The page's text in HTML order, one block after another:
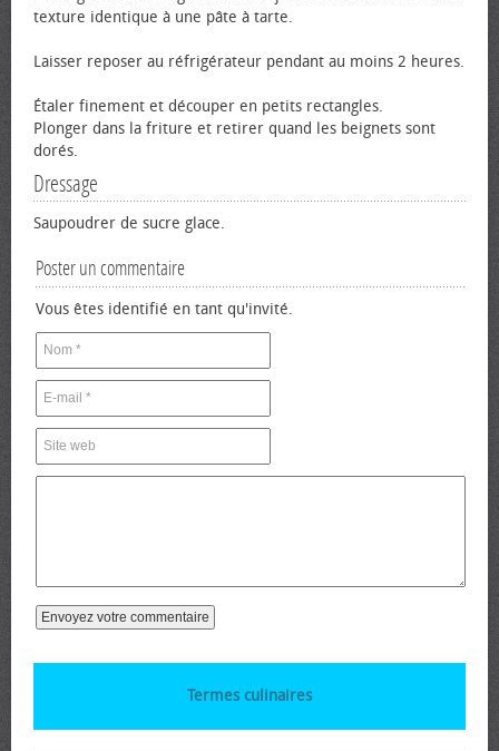
texture identique à une pâte à tarte.
Laisser reposer au réfrigérateur pendant au moins 2 heures.
Étaler finement et découper en petits rectangles.
Plonger dans la friture et retirer quand les beignets sont
dorés.
Dressage
Saupoudrer de sucre glace.
Poster un commentaire
Vous êtes identifié en tant qu'invité.
Termes culinaires